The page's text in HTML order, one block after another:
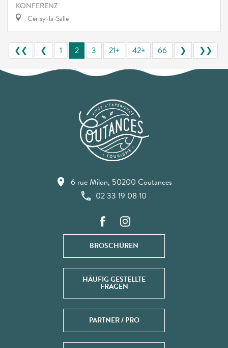
KONFERENZ
Cerisy-la-Salle
❮❮ ❮ 1 2 3 21+ 42+ 66 ❯ ❯❯
6 rue Milon, 50200 Coutances
02 33 19 08 10
BROSCHÜREN
HÄUFIG GESTELLTE
FRAGEN
PARTNER / PRO